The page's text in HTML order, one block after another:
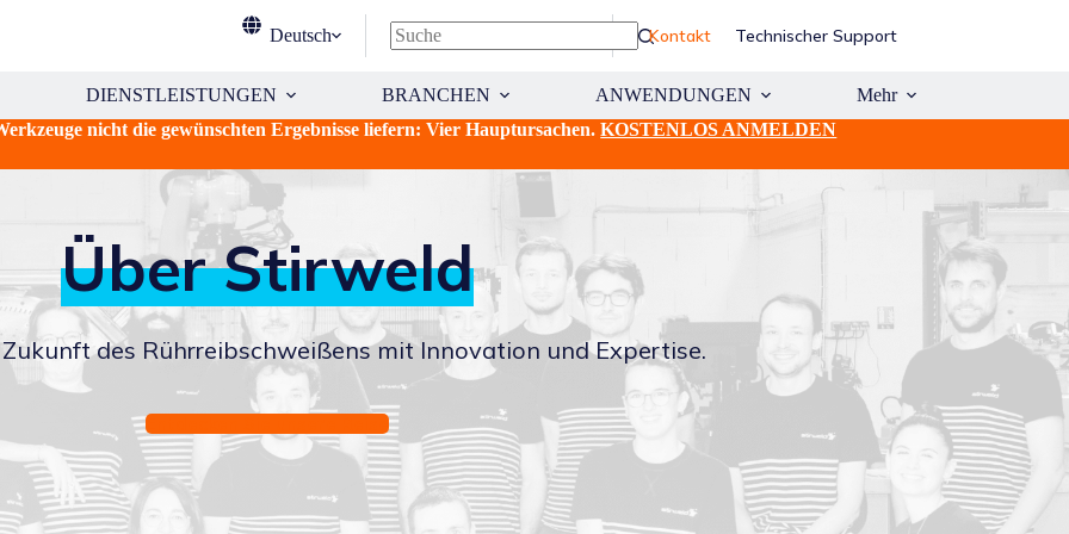
Deutsch
Kontakt Technischer Support
DIENSTLEISTUNGEN BRANCHEN ANWENDUNGEN
Mehr
nicht die gewünschten Ergebnisse liefern: Vier Hauptursachen.KOSTENLOS ANMELDEN
Über Stirweld
des Rührreibschweißens mit Innovation und Expertise.
Entdecken Sie unsere Reise